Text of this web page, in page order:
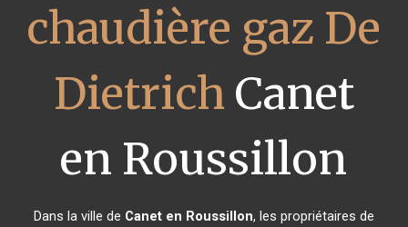
chaudière gaz De
Dietrich Canet
en Roussillon
Dans la ville de Canet en Roussillon, les propriétaires de